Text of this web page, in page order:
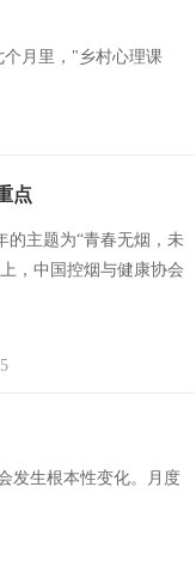
个月里，"乡村心理课
点
的主题为“青春无烟，未
，中国控烟与健康协会
发生根本性变化。月度